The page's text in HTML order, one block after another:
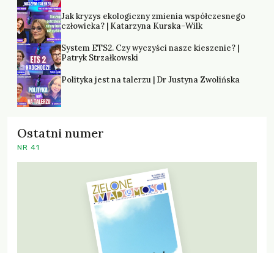
Jak kryzys ekologiczny zmienia współczesnego
człowieka? | Katarzyna Kurska-Wilk
System ETS2. Czy wyczyści nasze kieszenie? |
Patryk Strzałkowski
Polityka jest na talerzu | Dr Justyna Zwolińska
Ostatni numer
NR 41